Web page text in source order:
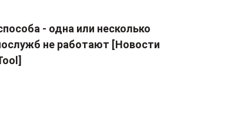
- одна или несколько
не работают [Новости